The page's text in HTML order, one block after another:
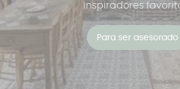
inspiradores
Para ser asesorado